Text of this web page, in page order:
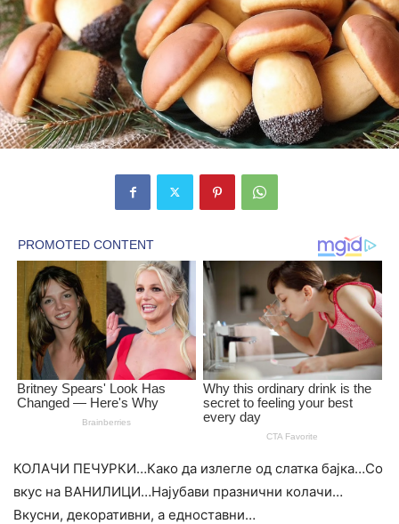
КОЛАЧИ ПЕЧУРКИ…Како да излегле од слатка бајка…Со
вкус на ВАНИЛИЦИ…Најубави празнични колачи…
Вкусни, декоративни, а едноставни…